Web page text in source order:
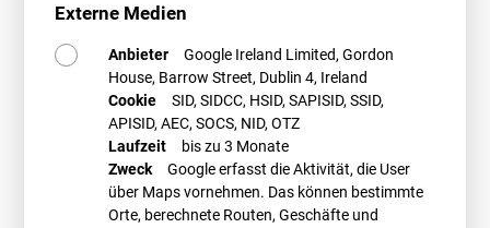
28.11.2024
Photovoltaik in öffentlichen Liegenschaften
einsetzen – rechtliche Aspekte
WEITERLESEN
Externe Medien
Anbieter
Google Ireland Limited, Gordon
House, Barrow Street, Dublin 4, Ireland
Cookie
SID, SIDCC, HSID, SAPISID, SSID,
APISID, AEC, SOCS, NID, OTZ
Laufzeit
bis zu 3 Monate
Zweck
Google erfasst die Aktivität, die User
über Maps vornehmen. Das können bestimmte
Orte, berechnete Routen, Geschäfte und